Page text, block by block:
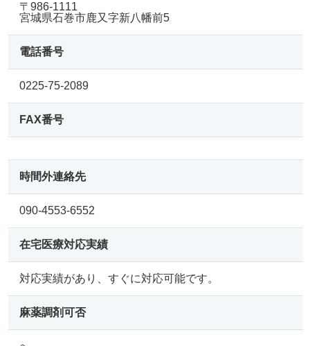
〒986-1111
宮城県石巻市鹿又字新八幡前5
電話番号
0225-75-2089
FAX番号
時間外連絡先
090-4553-6552
在宅医療対応実績
対応実績があり、すぐに対応可能です。
麻薬調剤可否